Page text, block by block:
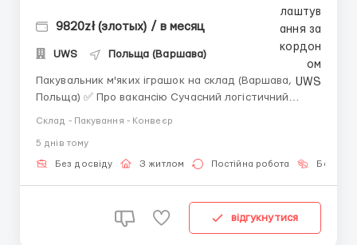
9820zł (злотых) / в месяц
UWS Польща (Варшава)
Пакувальник м'яких іграшок на склад (Варшава,
Польща) ✅ Про вакансію Сучасний логістичний
пакувальника м'яких іграшок. ❗️ УВАГА ❗️: заявки на
сайті не розглядаємо. Пишіть самі нам у Telegram
Склад - Пакування - Конвеєр
5 днiв тому
Без досвіду З житлом Постійна робота Без
відгукнутися